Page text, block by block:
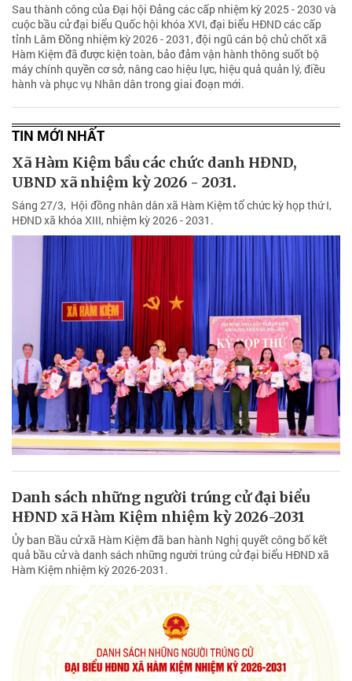
Sau thành công của Đại hội Đảng các cấp nhiệm kỳ 2025 - 2030 và
cuộc bầu cử đại biểu Quốc hội khóa XVI, đại biểu HĐND các cấp
tỉnh Lâm Đồng nhiệm kỳ 2026 - 2031, đội ngũ cán bộ chủ chốt xã
Hàm Kiệm đã được kiện toàn, bảo đảm vận hành thông suốt bộ
máy chính quyền cơ sở, nâng cao hiệu lực, hiệu quả quản lý, điều
hành và phục vụ Nhân dân trong giai đoạn mới.
TIN MỚI NHẤT
Xã Hàm Kiệm bầu các chức danh HĐND,
UBND xã nhiệm kỳ 2026 - 2031.
Sáng 27/3, Hội đồng nhân dân xã Hàm Kiệm tổ chức kỳ họp thứ I,
HĐND xã khóa XIII, nhiệm kỳ 2026 - 2031.
Danh sách những người trúng cử đại biểu
HĐND xã Hàm Kiệm nhiệm kỳ 2026-2031
Ủy ban Bầu cử xã Hàm Kiệm đã ban hành Nghị quyết công bố kết
quả bầu cử và danh sách những người trúng cử đại biểu HĐND xã
Hàm Kiệm nhiệm kỳ 2026-2031.